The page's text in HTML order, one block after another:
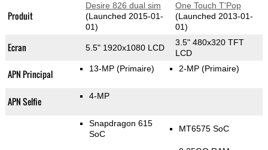
Produit
Desire 826 dual sim
(Launched 2015-01-
01)
One Touch T'Pop
(Launched 2013-01-
01)
Ecran 5.5" 1920x1080 LCD
3.5" 480x320 TFT
LCD
APN Principal 13-MP (Primaire) 2-MP (Primaire)
APN Selfie 4-MP
Snapdragon 615
SoC
MT6575 SoC